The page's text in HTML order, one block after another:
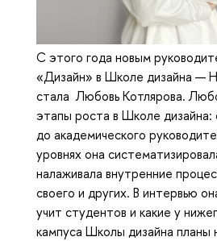
С этого года новым
«Дизайн» в Школе дизайна —
стала Любовь Котлярова.
этапы роста в Школе дизайна:
до академического
уровнях она
налаживала внутренние
своего и других. В интервью
учит студентов и какие у
кампуса Школы дизайна планы